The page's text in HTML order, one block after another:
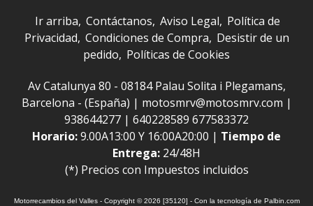
Ir arriba Contáctanos Aviso Legal Política de
Privacidad Condiciones de Compra Desistir de un
pedido Políticas de Cookies
Av Catalunya 80 - 08184 Palau Solita i Plegamans,
Barcelona - (España) | motosmrv@motosmrv.com |
938644277 | 640228589 677583372
Horario:9.00A13:00 Y 16:00A20:00 | Tiempo de
Entrega: 24/48H
(*) Precios con Impuestos incluidos
Motorrecambios del Valles- Copyright © 2026 [35120] - Con la tecnología de Palbin.com